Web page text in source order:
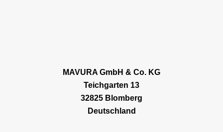
MAVURA GmbH & Co. KG
Teichgarten 13
32825 Blomberg
Deutschland